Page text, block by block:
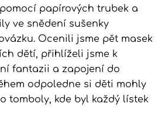
papírových trubek a
ve snědení sušenky
Ocenili jsme pět masek
dětí, přihlíželi jsme k
fantazii a zapojení do
odpoledne si děti mohly
tomboly, kde byl každý lístek